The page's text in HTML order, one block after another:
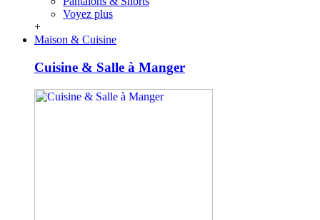
Voyez plus
+
Maison & Cuisine
Cuisine & Salle à Manger